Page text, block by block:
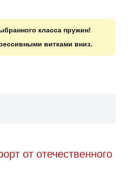
класса пружин!
витками вниз.
от отечественного